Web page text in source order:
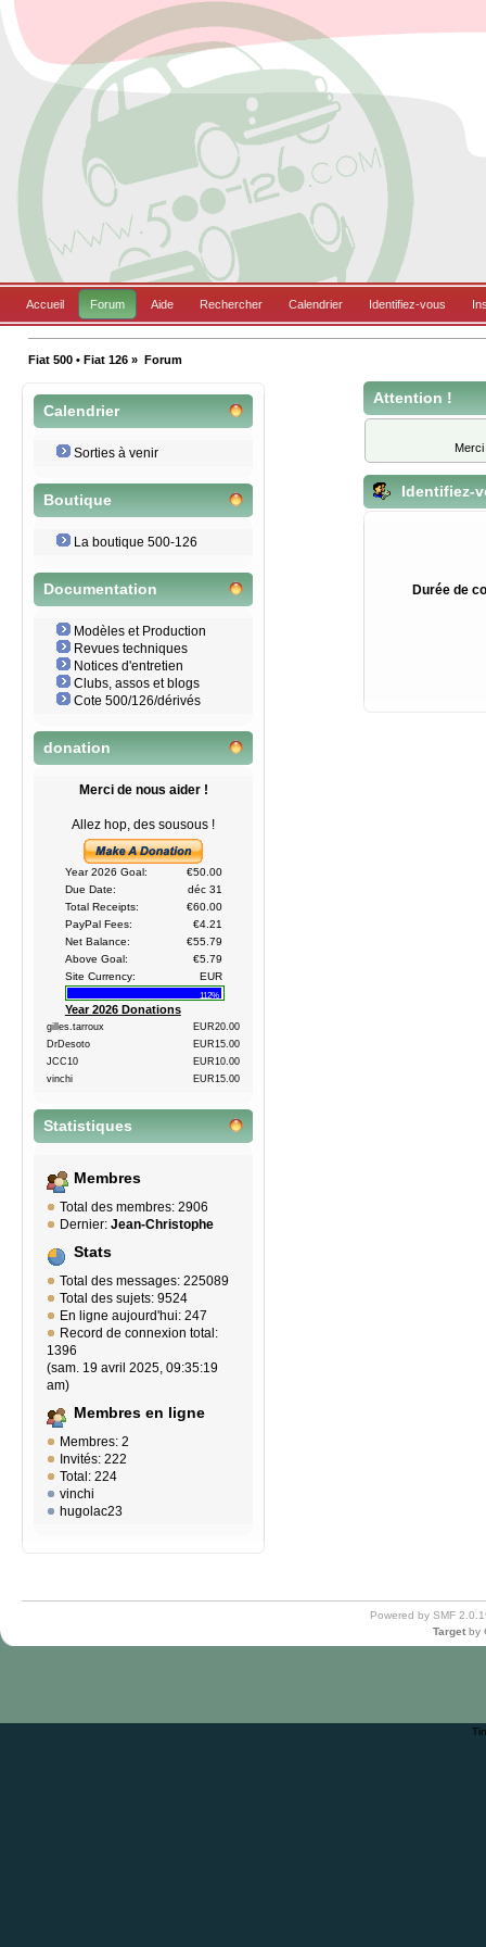
Accueil Forum Aide Rechercher Calendrier Identifiez-vous
Fiat 500 • Fiat 126 » Forum
Calendrier
Sorties à venir
Boutique
La boutique 500-126
Documentation
Modèles et Production
Revues techniques
Notices d'entretien
Clubs, assos et blogs
Cote 500/126/dérivés
donation
Merci de nous aider !
Allez hop, des sousous !
Year 2026 Goal:
€50.00
Due Date:
déc 31
Total Receipts:
€60.00
PayPal Fees:
€4.21
Net Balance:
€55.79
Above Goal:
€5.79
Site Currency:
EUR
112%
Year 2026 Donations
gilles.tarroux
EUR20.00
DrDesoto
EUR15.00
JCC10
EUR10.00
vinchi
EUR15.00
Statistiques
Membres
Total des membres: 2906
Dernier: Jean-Christophe
Stats
Total des messages: 225089
Total des sujets: 9524
En ligne aujourd'hui: 247
Record de connexion total:
1396
(sam. 19 avril 2025, 09:35:19
am)
Membres en ligne
Membres: 2
Invités: 222
Total: 224
vinchi
hugolac23
Attention !
Identifiez-
Durée de
Powered by SMF
Target by